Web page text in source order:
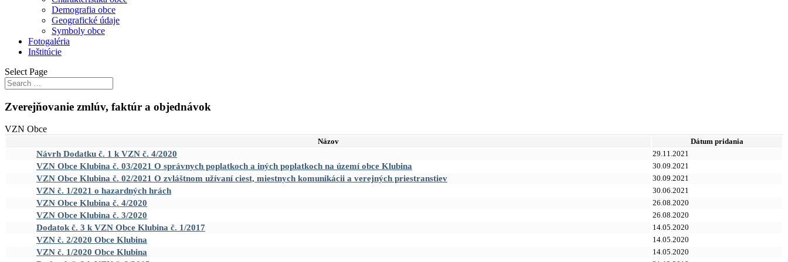
Demografia obce
Geografické údaje
Symboly obce
Fotogaléria
Inštitúcie
Select Page
Zverejňovanie zmlúv, faktúr a objednávok
VZN Obce
Názov Dátum pridania
Návrh Dodatku č. 1 k VZN č. 4/2020 29.11.2021
VZN Obce Klubina č. 03/2021 O správnych poplatkoch a iných poplatkoch na území obce Klubina 30.09.2021
VZN Obce Klubina č. 02/2021 O zvláštnom užívaní ciest, miestnych komunikácii a verejných priestranstiev 30.09.2021
VZN č. 1/2021 o hazardných hrách 30.06.2021
VZN Obce Klubina č. 4/2020 26.08.2020
VZN Obce Klubina č. 3/2020 26.08.2020
Dodatok č. 3 k VZN Obce Klubina č. 1/2017 14.05.2020
VZN č. 2/2020 Obce Klubina 14.05.2020
VZN č. 1/2020 Obce Klubina 14.05.2020